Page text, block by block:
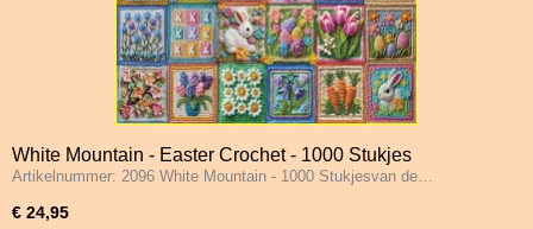
White Mountain - Easter Crochet - 1000 Stukjes
Artikelnummer: 2096 White Mountain - 1000 Stukjesvan de…
€ 24,95